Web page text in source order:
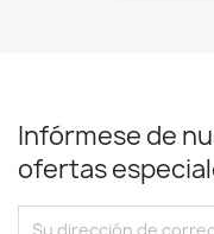
Infórmese de
ofertas